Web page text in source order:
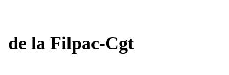
de la Filpac-Cgt